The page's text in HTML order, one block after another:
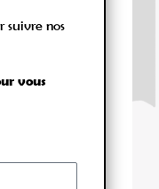
suivre nos
vous